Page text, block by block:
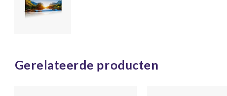
Gerelateerde producten